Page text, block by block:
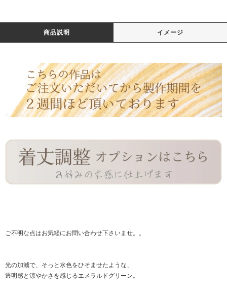
商品説明 イメージ
ご不明な点はお気軽にお問い合わせ下さいませ。。
光の加減で、そっと水色をひそませたような、
透明感と涼やかさを感じるエメラルドグリーン。